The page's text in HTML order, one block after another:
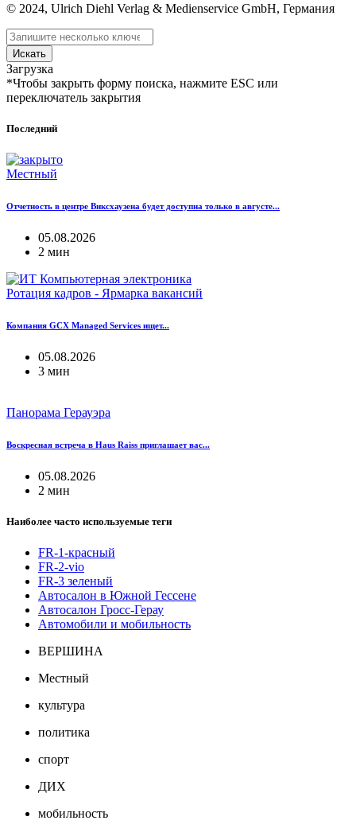
© 2024, Ulrich Diehl Verlag & Medienservice GmbH, Германия
Искать
Загрузка
*Чтобы закрыть форму поиска, нажмите ESC или
переключатель закрытия
Последний
Местный
Отчетность в центре Виксхаузена будет доступна только в августе...
05.08.2026
2 мин
Ротация кадров - Ярмарка вакансий
Компания GCX Managed Services ищет...
05.08.2026
3 мин
Панорама Герауэра
Воскресная встреча в Haus Raiss приглашает вас...
05.08.2026
2 мин
Наиболее часто используемые теги
FR-1-красный
FR-2-vio
FR-3 зеленый
Автосалон в Южной Гессене
Автосалон Гросс-Герау
Автомобили и мобильность
ВЕРШИНА
Местный
культура
политика
спорт
ДИХ
мобильность